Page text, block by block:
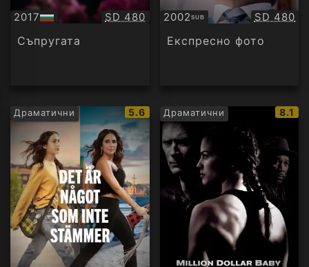
2017
БГ
аудио
Качество:
SD 480
Съпругата
2002SUB
Субтитри SD 480
Експресно фото
Драматични
IMDb
рейтинг:
5.6 Драматични
IMDb
8.1